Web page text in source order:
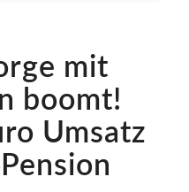
mit
boomt!
Umsatz